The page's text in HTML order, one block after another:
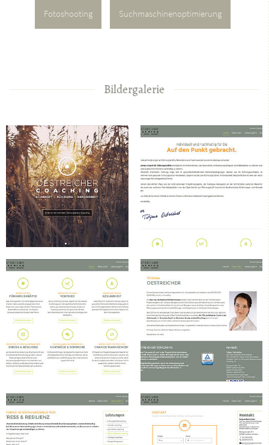
Fotoshooting Suchmaschinenoptimierung
Bildergalerie